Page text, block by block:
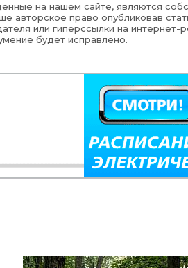
на нашем сайте, являются
авторское право опубликовав
или гиперссылки на интернет-
будет исправлено.